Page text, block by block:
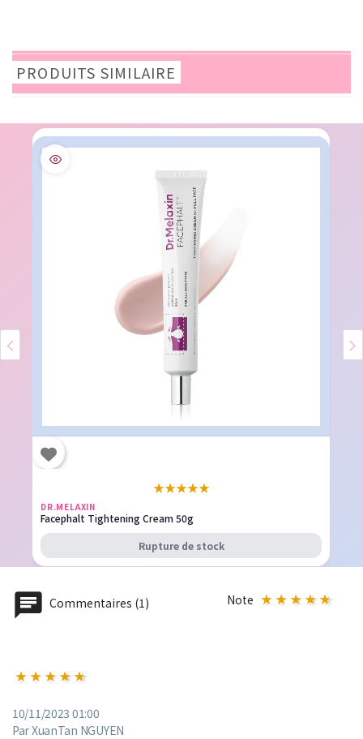
PRODUITS SIMILAIRE
★★★★★
DR.MELAXIN
Facephalt Tightening Cream 50g
Rupture de stock
Commentaires (1) Note
10/11/2023 01:00
Par XuanTan NGUYEN